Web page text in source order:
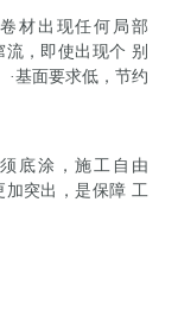
材出现任何局部
，即使出现个 别
·基面要求低，节约
底涂，施工自由
突出，是保障 工